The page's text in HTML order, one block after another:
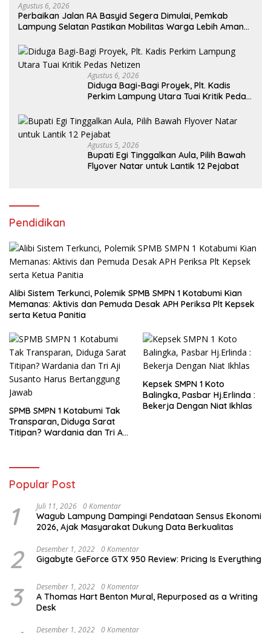
Agustus 6, 2026
Perbaikan Jalan RA Basyid Segera Dimulai, Pemkab
Lampung Selatan Pastikan Mobilitas Warga Lebih Aman
Agustus 6, 2026
Diduga Bagi-Bagi Proyek, Plt. Kadis
Perkim Lampung Utara Tuai Kritik Pedas
Agustus 5, 2026
Bupati Egi Tinggalkan Aula, Pilih Bawah
Flyover Natar untuk Lantik 12 Pejabat
Pendidikan
Alibi Sistem Terkunci, Polemik SPMB SMPN 1 Kotabumi Kian
Memanas: Aktivis dan Pemuda Desak APH Periksa Plt Kepsek
serta Ketua Panitia
SPMB SMPN 1 Kotabumi Tak
Transparan, Diduga Sarat
Titipan? Wardania dan Tri Aji
Kepsek SMPN 1 Koto
Balingka, Pasbar Hj.Erlinda :
Bekerja Dengan Niat Ikhlas
Popular Post
1 Juli 11, 2026 0 Komentar
Wagub Lampung Dampingi Pendataan Sensus Ekonomi
2026, Ajak Masyarakat Dukung Data Berkualitas
2 Desember 1, 2022 0 Komentar
Gigabyte GeForce GTX 950 Review: Pricing Is Everything
3 Desember 1, 2022 0 Komentar
A Thomas Hart Benton Mural, Repurposed as a Writing
Desk
Desember 1, 2022 0 Komentar